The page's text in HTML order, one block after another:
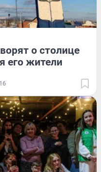
о столице
его жители
16